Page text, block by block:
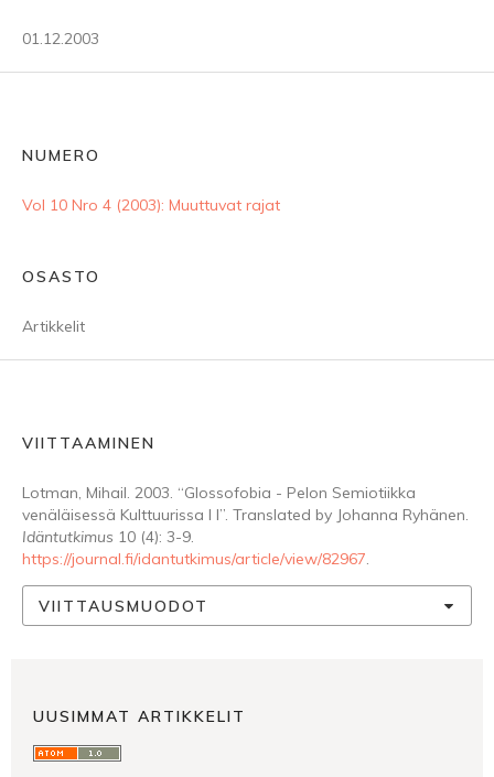
01.12.2003
NUMERO
Vol 10 Nro 4 (2003): Muuttuvat rajat
OSASTO
Artikkelit
VIITTAAMINEN
Lotman, Mihail. 2003. “Glossofobia - Pelon Semiotiikka
venäläisessä Kulttuurissa I I”. Translated by Johanna Ryhänen.
Idäntutkimus 10 (4): 3-9.
https://journal.fi/idantutkimus/article/view/82967.
VIITTAUSMUODOT
UUSIMMAT ARTIKKELIT